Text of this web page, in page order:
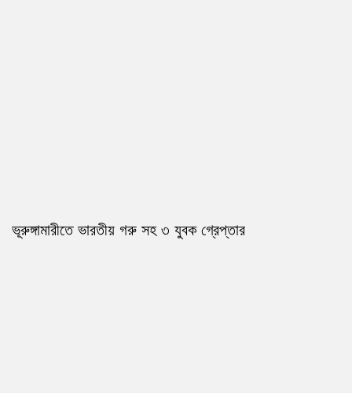
ভূরুঙ্গামারীতে ভারতীয় গরু সহ ৩ যুবক গ্রেপ্তার